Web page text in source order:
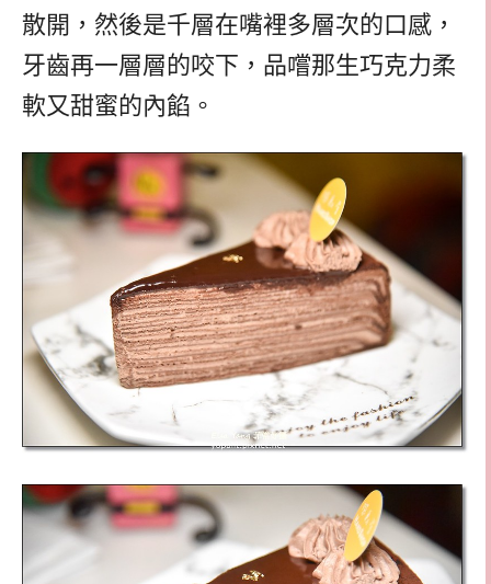
散開，然後是千層在嘴裡多層次的口感，
牙齒再一層層的咬下，品嚐那生巧克力柔
軟又甜蜜的內餡。